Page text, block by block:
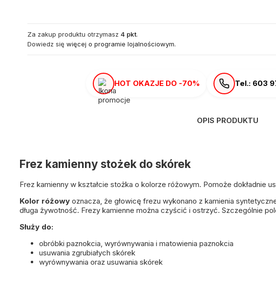
Za zakup produktu otrzymasz 4 pkt.
Dowiedz się więcej o programie lojalnościowym.
HOT OKAZJE DO -70% Tel.: 603
OPIS PRODUKTU
Frez kamienny stożek do skórek
Frez kamienny w kształcie stożka o kolorze różowym. Pomoże dokładnie
Kolor różowy oznacza, że głowicę frezu wykonano z kamienia
długa żywotność. Frezy kamienne można czyścić i ostrzyć. Szczególnie
Służy do:
obróbki paznokcia, wyrównywania i matowienia paznokcia
usuwania zgrubiałych skórek
wyrównywania oraz usuwania skórek